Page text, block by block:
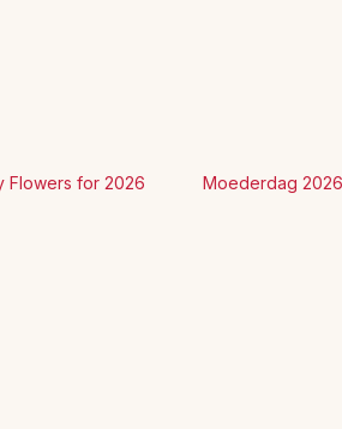
Flowers for 2026 Moederdag